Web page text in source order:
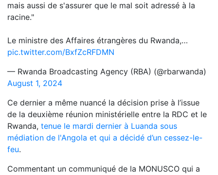
mais aussi de s'assurer que le mal soit adressé à la
racine."
Le ministre des Affaires étrangères du Rwanda,…
pic.twitter.com/BxfZcRFDMN
— Rwanda Broadcasting Agency (RBA) (@rbarwanda)
August 1, 2024
Ce dernier a même nuancé la décision prise à l’issue
de la deuxième réunion ministérielle entre la RDC et le
Rwanda, tenue le mardi dernier à Luanda sous
médiation de l'Angola et qui a décidé d’un cessez-le-
feu.
Commentant un communiqué de la MONUSCO qui a